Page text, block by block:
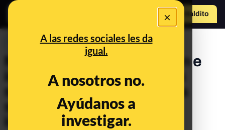
×
A las redes sociales les da
igual.
A nosotros no.
Ayúdanos a
investigar.
Hazte Maldito
PREBUNKING
Metales pesados, radiación e
imanes: desinformaciones
sobre el episodio de calima
sahariana que te están
intentando colar